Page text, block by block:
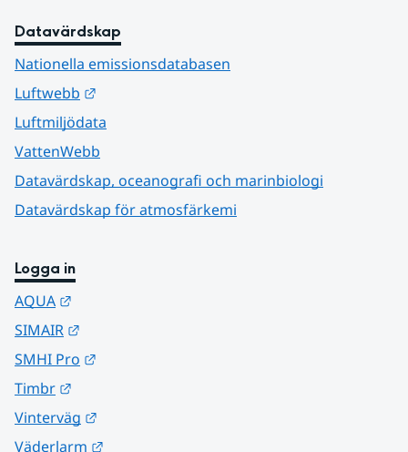
Datavärdskap
Nationella emissionsdatabasen
Luftwebb
Luftmiljödata
VattenWebb
Datavärdskap, oceanografi och marinbiologi
Datavärdskap för atmosfärkemi
Logga in
AQUA
SIMAIR
SMHI Pro
Timbr
Vinterväg
Väderlarm